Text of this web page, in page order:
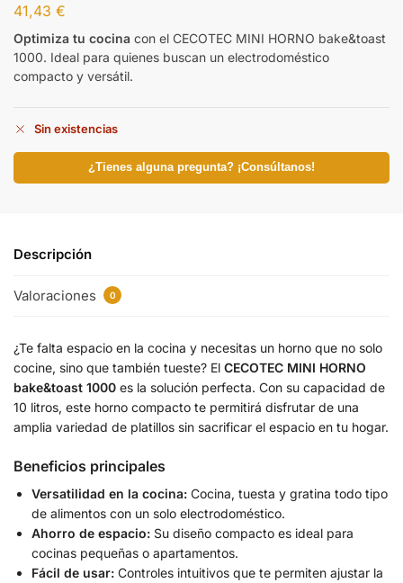
41,43 €
Optimiza tu cocina con el CECOTEC MINI HORNO bake&toast
1000. Ideal para quienes buscan un electrodoméstico
compacto y versátil.
Sin existencias
¿Tienes alguna pregunta? ¡Consúltanos!
Descripción
Valoraciones 0
¿Te falta espacio en la cocina y necesitas un horno que no solo
cocine, sino que también tueste? El CECOTEC MINI HORNO
bake&toast 1000 es la solución perfecta. Con su capacidad de
10 litros, este horno compacto te permitirá disfrutar de una
amplia variedad de platillos sin sacrificar el espacio en tu hogar.
Beneficios principales
Versatilidad en la cocina: Cocina, tuesta y gratina todo tipo
de alimentos con un solo electrodoméstico.
Ahorro de espacio: Su diseño compacto es ideal para
cocinas pequeñas o apartamentos.
Fácil de usar: Controles intuitivos que te permiten ajustar la